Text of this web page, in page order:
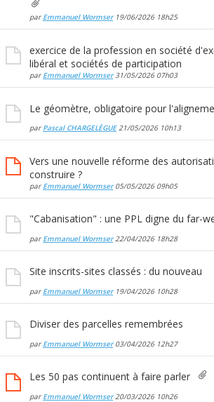
par Emmanuel Wormser19/06/2026 18h25
exercice de la profession en société
libéral et sociétés de participation
par Emmanuel Wormser31/05/2026 07h03
Le géomètre, obligatoire pour
par Pascal CHARGELÈGUE21/05/2026 10h13
Vers une nouvelle réforme des
construire ?
par Emmanuel Wormser05/05/2026 09h05
"Cabanisation" : une PPL digne du far-
par Emmanuel Wormser22/04/2026 18h28
Site inscrits-sites classés : du nouveau
par Emmanuel Wormser19/04/2026 10h28
Diviser des parcelles remembrées
par Emmanuel Wormser03/04/2026 12h27
Les 50 pas continuent à faire parler
par Emmanuel Wormser20/03/2026 10h26